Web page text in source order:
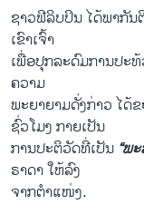
ລາຍງານ
ພາສາຕ່າງໆ
ຊາວຟີລິບປິນ ໄດ້ພາກັ
ເຂົາເຈົ້າ
ເພື່ອປຸກລະດົມການປະ
ຄວາມ
ພະຍາຍາມດັ່ງກ່າວ ໄດ້
ຊົ່ວໂມງ ກາຍເປັນ
ການປະຕິວັດທີ່ເປັນ “ພ
ຣາດາ ໃຫ້ລົງ
ຈາກຕຳແໜ່ງ.